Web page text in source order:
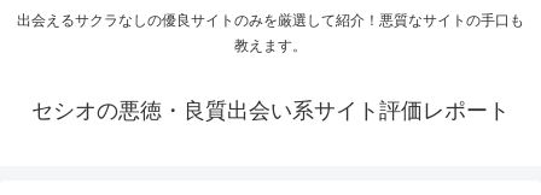
出会えるサクラなしの優良サイトのみを厳選して紹介！悪質なサイトの手口も
教えます。
セシオの悪徳・良質出会い系サイト評価レポート